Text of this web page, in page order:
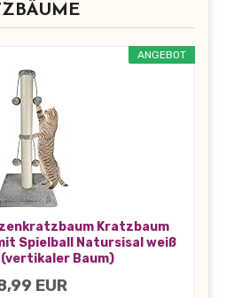
ANGEBOT
Kratzbaum
Spielball Natursisal weiß
Baum)
EUR